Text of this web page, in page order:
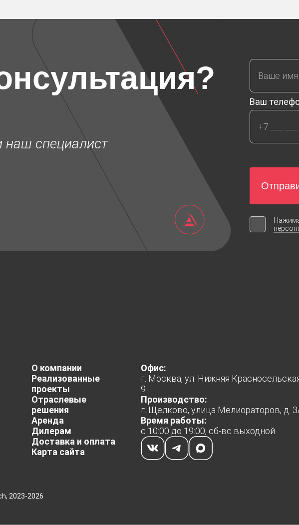
55"
500 кд\м2
7680х4320 пикселей
1 шт. RS232C-out (mini jack 3.5)
наш специалист
Ваш
О компании
Реализованные
проекты
Отраслевые
решения
Аренда
Дилерам
Доставка и оплата
Карта сайта
Офис:
г. Москва, ул. Нижняя
9
Производство:
г. Щелково, улица Мелиораторов, д.
Время работы:
с 10:00 до 19:00, сб-вс выходной
2023-2026